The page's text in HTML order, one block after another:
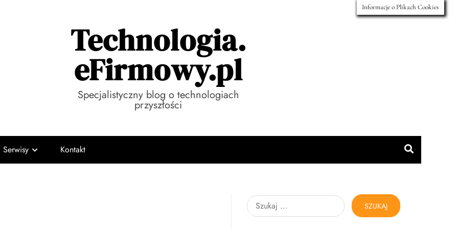
Technologia.
eFirmowy.pl
Specjalistyczny blog o technologiach
przyszłości
Serwisy Kontakt
Szukaj:
Informacje o Plikach Cookies